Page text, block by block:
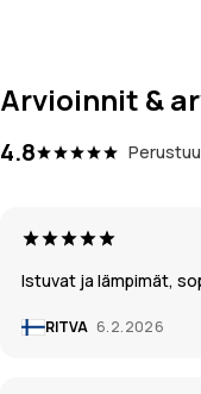
Arvioinnit &
4.8 Perustuu
Istuvat ja lämpimät,
RITVA 6.2.2026